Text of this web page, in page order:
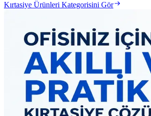
Kırtasiye Ürünleri Kategorisini Gör